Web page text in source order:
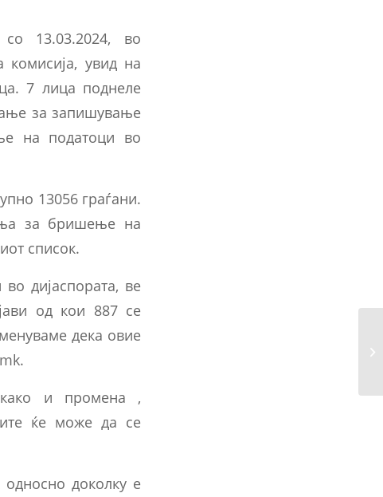
13.03.2024, во
комисија, увид на
7 лица поднеле
за запишување
на податоци во
13056 граѓани.
за бришење на
список.
дијаспората, ве
од кои 887 се
дека овие
како и промена ,
ќе може да се
доколку е